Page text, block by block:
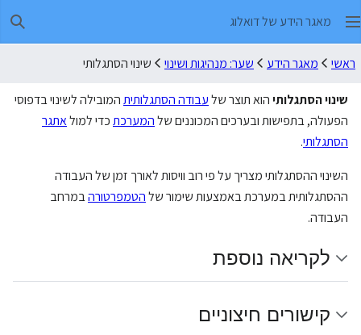
מאגר הידע של דואלוג
ראשי מאגר הידע שער: מנהיגות ושינוי שינוי הסתגלותי
שינוי הסתגלותיהוא תוצר שלעבודה הסתגלותיתהמובילה לשינוי בדפוסי
הפעולה, בתפישות ובערכים המכוננים שלהמערכתכדי למולאתגר
הסתגלותי.
השינוי ההסתגלותי מצריך על פי רוב וויסות לאורך זמן של העבודה
ההסתגלותית במערכת באמצעות שימור שלהטמפרטורהבמרחב
העבודה.
לקריאה נוספת
קישורים חיצוניים